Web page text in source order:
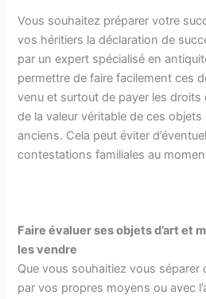
Vous souhaitez préparer votre
vos héritiers la déclaration de
par un expert spécialisé en
permettre de faire facilement ces
venu et surtout de payer les
de la valeur véritable de ces objets
anciens. Cela peut éviter
contestations familiales au
Faire évaluer ses objets d’art et
les vendre
Que vous souhaitiez vous séparer
par vos propres moyens ou avec